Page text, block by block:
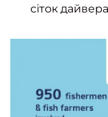
сіток